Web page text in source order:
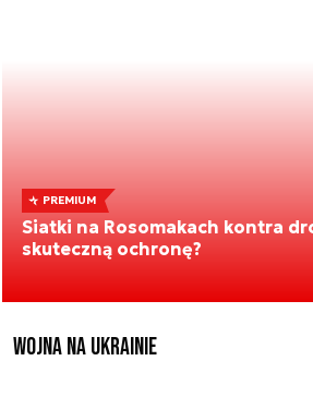
PREMIUM
Siatki na Rosomakach kontra
skuteczną ochronę?
Wojna na Ukrainie